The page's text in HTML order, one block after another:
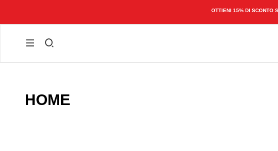
HOME